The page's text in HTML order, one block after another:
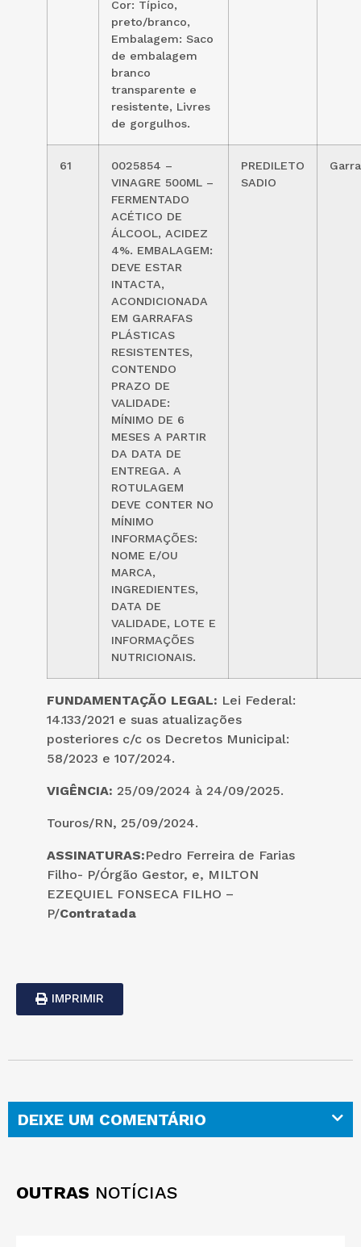
Cor: Típico,
preto/branco,
Embalagem: Saco
de embalagem
branco
transparente e
resistente, Livres
de gorgulhos.
61
0025854 –
VINAGRE 500ML –
FERMENTADO
ACÉTICO DE
ÁLCOOL, ACIDEZ
4%. EMBALAGEM:
DEVE ESTAR
INTACTA,
ACONDICIONADA
EM GARRAFAS
PLÁSTICAS
RESISTENTES,
CONTENDO
PRAZO DE
VALIDADE:
MÍNIMO DE 6
MESES A PARTIR
DA DATA DE
ENTREGA. A
ROTULAGEM
DEVE CONTER NO
MÍNIMO
INFORMAÇÕES:
NOME E/OU
MARCA,
INGREDIENTES,
DATA DE
VALIDADE, LOTE E
INFORMAÇÕES
NUTRICIONAIS.
PREDILETO
SADIO
FUNDAMENTAÇÃO LEGAL: Lei Federal:
14.133/2021 e suas atualizações
posteriores c/c os Decretos Municipal:
58/2023 e 107/2024.
VIGÊNCIA: 25/09/2024 à 24/09/2025.
Touros/RN, 25/09/2024.
ASSINATURAS:Pedro Ferreira de Farias
Filho- P/Órgão Gestor, e, MILTON
EZEQUIEL FONSECA FILHO –
P/Contratada
IMPRIMIR
DEIXE UM COMENTÁRIO
OUTRAS NOTÍCIAS